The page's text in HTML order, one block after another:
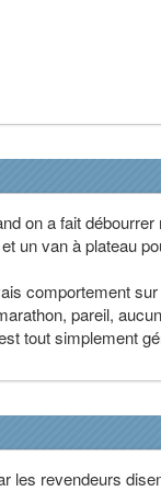
on a fait
un van à plateau
comportement
pareil,
tout simplement
les revendeurs